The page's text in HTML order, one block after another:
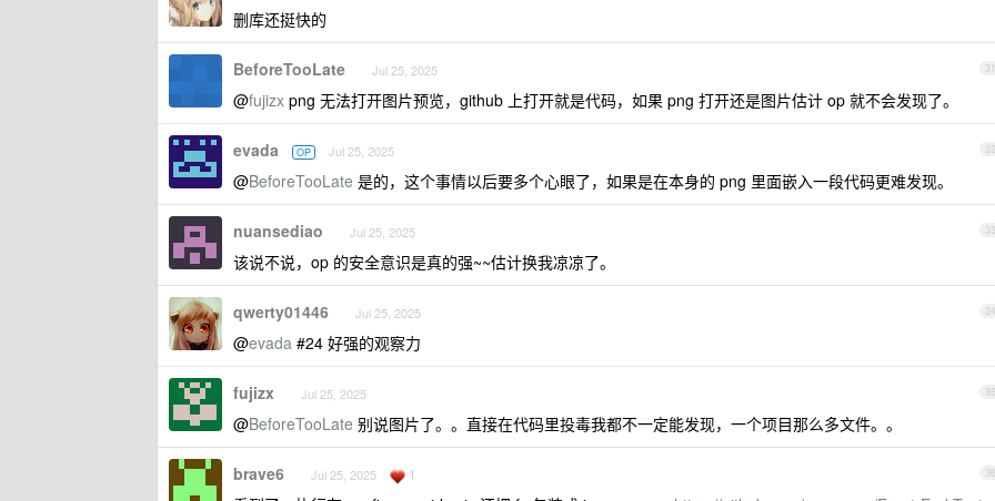
删库还挺快的
31
BeforeTooLate Jul 25, 2025
@fujizx png 无法打开图片预览，github 上打开就是代码，如果 png 打开还是图片估计 op 就不会发现了。
32
evada OP Jul 25, 2025
@BeforeTooLate 是的，这个事情以后要多个心眼了，如果是在本身的 png 里面嵌入一段代码更难发现。
33
nuansediao Jul 25, 2025
该说不说，op 的安全意识是真的强~~估计换我凉凉了。
34
qwerty01446 Jul 25, 2025
@evada #24 好强的观察力
35
fujizx Jul 25, 2025
@BeforeTooLate 别说图片了。。直接在代码里投毒我都不一定能发现，一个项目那么多文件。。
36
brave6 Jul 25, 2025 1